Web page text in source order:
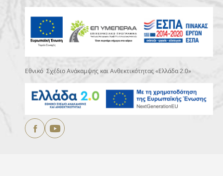
Εθνικό Σχέδιο Ανάκαμψης και Ανθεκτικότητας «Ελλάδα 2.0»